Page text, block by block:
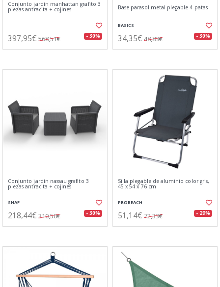
Conjunto jardín manhattan grafito 3
piezas antracita + cojines
397,95€ 568,51€ - 30%
Base parasol metal plegable 4 patas
BASICS
34,35€ 48,83€ - 30%
Conjunto jardín nassau grafito 3
piezas antracita + cojines
SHAF
218,44€ 310,50€ - 30%
Silla plegable de aluminio color gris,
45 x 54 x 76 cm
PROBEACH
51,14€ 72,33€ - 29%